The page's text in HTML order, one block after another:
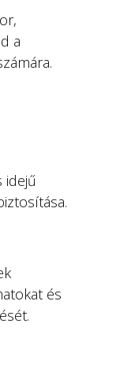
a
idejű
és